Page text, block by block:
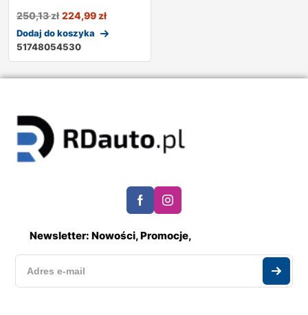
250,13zł 224,99zł
Dodaj do koszyka
51748054530
Newsletter: Nowości, Promocje,